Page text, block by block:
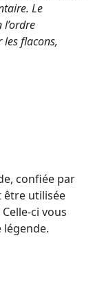
Le
les flacons,
confiée par
être utilisée
ci vous